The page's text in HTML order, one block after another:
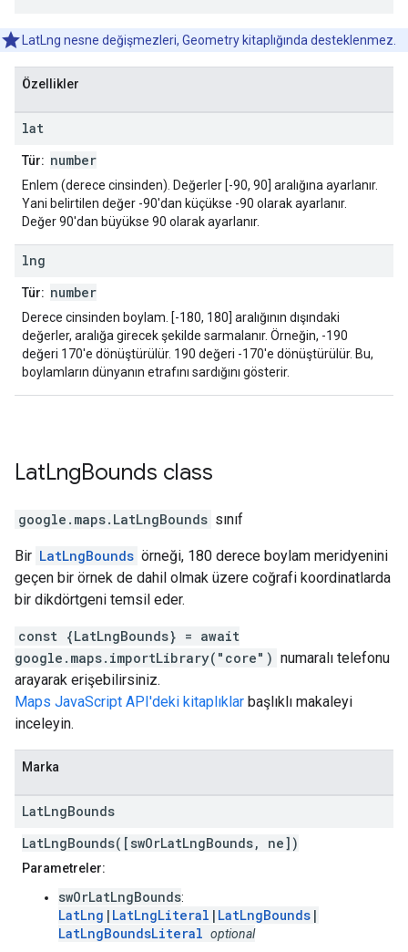
LatLng nesne değişmezleri, Geometry kitaplığında desteklenmez.
Özellikler
lat
Tür: number
Enlem (derece cinsinden). Değerler [-90, 90] aralığına ayarlanır.
Yani belirtilen değer -90'dan küçükse -90 olarak ayarlanır.
Değer 90'dan büyükse 90 olarak ayarlanır.
lng
Tür: number
Derece cinsinden boylam. [-180, 180] aralığının dışındaki
değerler, aralığa girecek şekilde sarmalanır. Örneğin, -190
değeri 170'e dönüştürülür. 190 değeri -170'e dönüştürülür. Bu,
boylamların dünyanın etrafını sardığını gösterir.
LatLngBounds class
google.maps. LatLngBounds sınıf
Bir LatLngBounds örneği, 180 derece boylam meridyenini
geçen bir örnek de dahil olmak üzere coğrafi koordinatlarda
bir dikdörtgeni temsil eder.
const {LatLngBounds} = await
google.maps.importLibrary("core") numaralı telefonu
arayarak erişebilirsiniz.
Maps JavaScript API'deki kitaplıklar başlıklı makaleyi
inceleyin.
Marka
LatLngBounds
LatLngBounds([swOrLatLngBounds, ne])
Parametreler:
swOrLatLngBounds:
LatLng | LatLngLiteral | LatLngBounds |
LatLngBoundsLiteral optional